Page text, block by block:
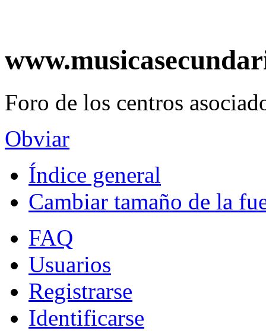
Foro de los centros
Obviar
Índice general
Cambiar tamaño de la
FAQ
Usuarios
Registrarse
Identificarse